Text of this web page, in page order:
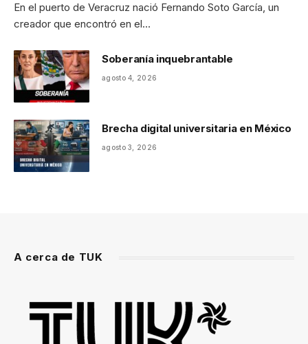
En el puerto de Veracruz nació Fernando Soto García, un
creador que encontró en el…
Soberanía inquebrantable
agosto 4, 2026
Brecha digital universitaria en México
agosto 3, 2026
A cerca de TUK